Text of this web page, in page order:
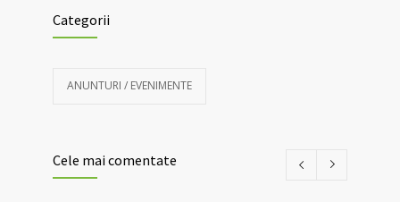
Categorii
ANUNTURI / EVENIMENTE
Cele mai comentate